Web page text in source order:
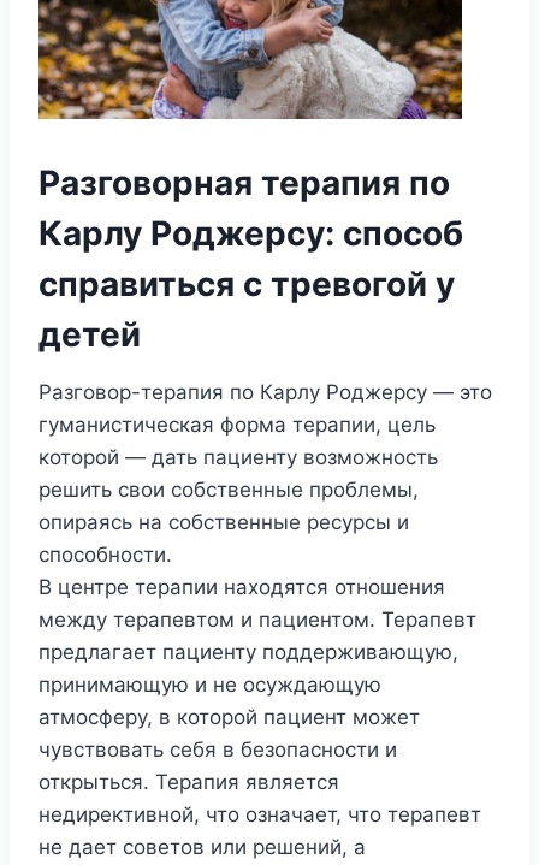
Разговорная терапия по
Карлу Роджерсу: способ
справиться с тревогой у
детей
Разговор-терапия по Карлу Роджерсу — это
гуманистическая форма терапии, цель
которой — дать пациенту возможность
решить свои собственные проблемы,
опираясь на собственные ресурсы и
способности.
В центре терапии находятся отношения
между терапевтом и пациентом. Терапевт
предлагает пациенту поддерживающую,
принимающую и не осуждающую
атмосферу, в которой пациент может
чувствовать себя в безопасности и
открыться. Терапия является
недирективной, что означает, что терапевт
не дает советов или решений, а